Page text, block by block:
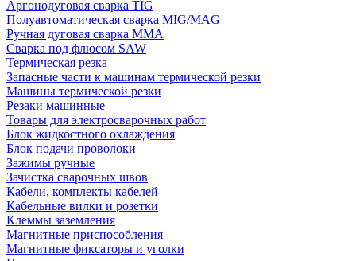
Аргонодуговая сварка TIG
Полуавтоматическая сварка MIG/MAG
Ручная дуговая сварка MMA
Сварка под флюсом SAW
Термическая резка
Запасные части к машинам термической резки
Машины термической резки
Резаки машинные
Товары для электросварочных работ
Блок жидкостного охлаждения
Блок подачи проволоки
Зажимы ручные
Зачистка сварочных швов
Кабели, комплекты кабелей
Кабельные вилки и розетки
Клеммы заземления
Магнитные приспособления
Магнитные фиксаторы и уголки